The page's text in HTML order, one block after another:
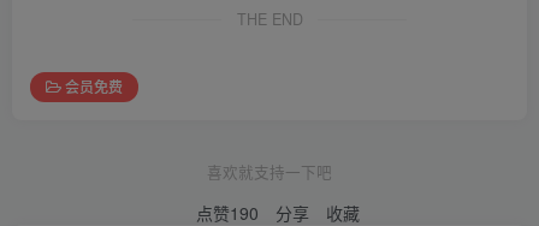
THE END
会员免费
喜欢就支持一下吧
点赞190 分享 收藏